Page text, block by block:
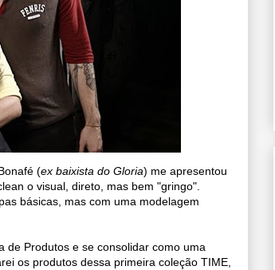
(ex baixista do Gloria) me apresentou
o visual, direto, mas bem "gringo".
básicas, mas com uma modelagem
de Produtos e se consolidar como uma
os produtos dessa primeira coleção TIME,